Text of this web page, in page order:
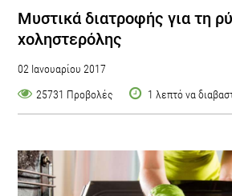
Μυστικά διατροφής για τη
χοληστερόλης
02 Ιανουαρίου 2017
25731 Προβολές
1 λεπτό να